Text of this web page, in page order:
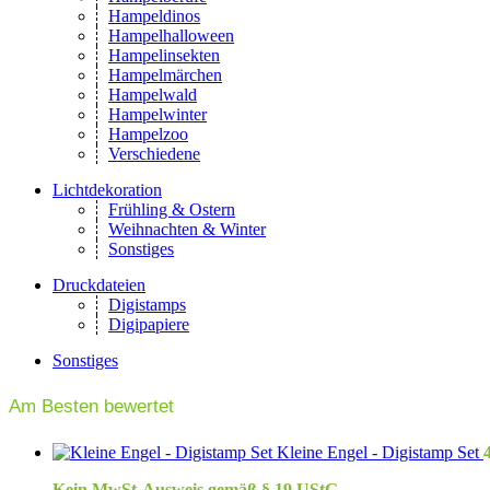
Hampeldinos
Hampelhalloween
Hampelinsekten
Hampelmärchen
Hampelwald
Hampelwinter
Hampelzoo
Verschiedene
Lichtdekoration
Frühling & Ostern
Weihnachten & Winter
Sonstiges
Druckdateien
Digistamps
Digipapiere
Sonstiges
Am Besten bewertet
Kleine Engel - Digistamp Set